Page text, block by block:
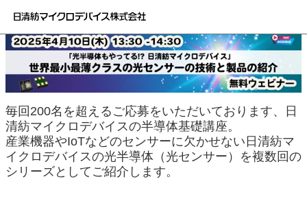
毎回200名を超えるご応募をいただいております、日
清紡マイクロデバイスの半導体基礎講座。
産業機器やIoTなどのセンサーに欠かせない日清紡マ
イクロデバイスの光半導体（光センサー）を複数回の
シリーズとしてご紹介します。